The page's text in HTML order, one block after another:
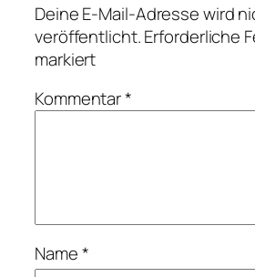
Deine E-Mail-Adresse wird
veröffentlicht.Erforderliche
markiert
Kommentar*
Name*